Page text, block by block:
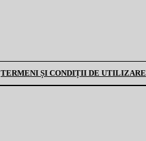
TERMENI ȘI CONDIȚII DE UTILIZARE